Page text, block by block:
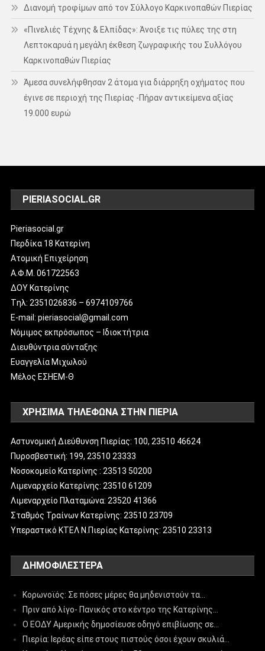
Διανομή τροφίμων από τον Σύλλογο Καρκινοπαθών Πιερίας
«Πινελιές Τέχνης & Ελπίδας»: Άνοιξε τις πύλες της στη
Λεπτοκαρυά η μεγάλη έκθεση ζωγραφικής του Συλλόγου
Καρκινοπαθών Πιερίας
Άμεσα συνελήφθησαν 2 άτομα για διάρρηξη οχήματος που
έγινε σε περιοχή της Πιερίας -Πήραν αντικείμενα αξίας
19.000 ευρώ
PIERIASOCIAL.GR
Pieriasocial.gr
Περδίκα 18 Κατερίνη
Ατομική Επιχείρηση
Α.Φ.Μ. 061722563
ΔΟΥ Κατερίνης
Tηλ: 2351026836 – 6974109766
E-mail: pieriasocial@gmail.com
Νόμιμος εκπρόσωπος – Ιδιοκτήτρια
Διευθύντρια σύνταξης
Ευαγγελία Μιχωλού
Μέλος ΕΣΗΕΜ-Θ
ΧΡΗΣΙΜΑ ΤΗΛΕΦΩΝΑ ΣΤΗΝ ΠΙΕΡΙΑ
Αστυνομική Διεύθυνση Πιερίας: 100, 23510 46624
Πυροσβεστική: 199, 23510 23333
Νοσοκομείο Κατερίνης : 23513 50200
Λιμεναρχείο Κατερίνης: 23510 61209
Λιμεναρχείο Πλαταμώνα: 23520 41366
Σταθμός Τραίνων Κατερίνης: 23510 23709
Υπεραστικό ΚΤΕΛ Ν.Πιερίας Κατερίνης: 23510 23313
ΔΗΜΟΦΙΛΈΣΤΕΡΑ
Κορωνοϊός: Σε πόσες μέρες θα μηδενιστούν τα…
Πριν από λίγο- Πανικός στο κέντρο της Κατερίνης…
Ο ΕΟΔΥ Αμερικής δημοσίευσε οδηγό επιβίωσης σε…
Πιερία: Ιερέας είπε στους πιστούς όσοι έχουν σκυλιά…